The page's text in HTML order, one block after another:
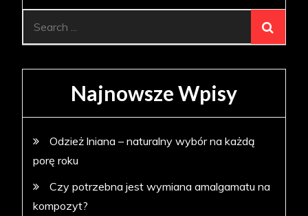
Najnowsze Wpisy
Odzież lniana – naturalny wybór na każdą
porę roku
Czy potrzebna jest wymiana amalgamatu na
kompozyt?